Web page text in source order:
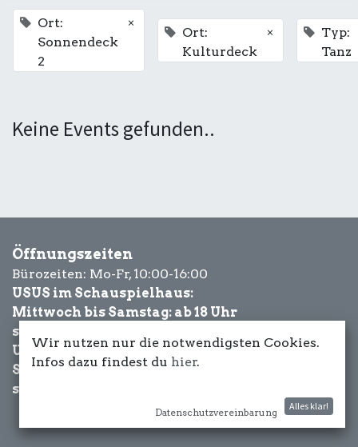
Ort:
Sonnendeck
2
×
Ort:
Kulturdeck
×
Typ:
Tanz
Keine Events gefunden..
Öffnungszeiten
Bürozeiten: Mo-Fr, 10:00-16:00
USUS im Schauspielhaus:
Mittwoch bis Samstag: ab 18 Uhr
sowie Eventbezogen.
USUS am Wasser:
Schönwetter-
sowie Eventbezogen.
Wir nutzen nur die notwendigsten Cookies.
Infos dazu findest du hier.
Datenschutzvereinbarung
Alles klar!